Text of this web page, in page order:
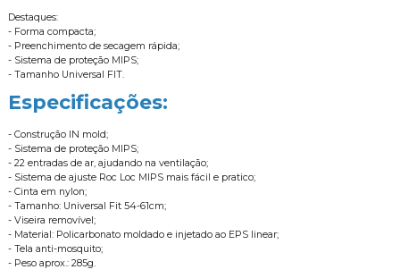
Destaques:
- Forma compacta;
- Preenchimento de secagem rápida;
- Sistema de proteção MIPS;
- Tamanho Universal FIT.
Especificações:
- Construção IN mold;
- Sistema de proteção MIPS;
- 22 entradas de ar, ajudando na ventilação;
- Sistema de ajuste Roc Loc MIPS mais fácil e pratico;
- Cinta em nylon;
- Tamanho: Universal Fit 54-61cm;
- Viseira removível;
- Material: Policarbonato moldado e injetado ao EPS linear;
- Tela anti-mosquito;
- Peso aprox.: 285g.